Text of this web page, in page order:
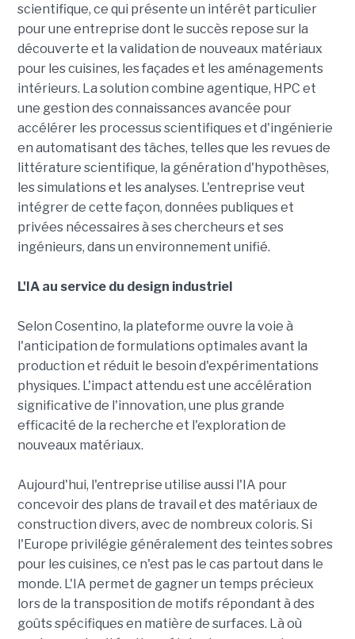
scientifique, ce qui présente un intérêt particulier
pour une entreprise dont le succès repose sur la
découverte et la validation de nouveaux matériaux
pour les cuisines, les façades et les aménagements
intérieurs. La solution combine agentique, HPC et
une gestion des connaissances avancée pour
accélérer les processus scientifiques et d'ingénierie
en automatisant des tâches, telles que les revues de
littérature scientifique, la génération d'hypothèses,
les simulations et les analyses. L'entreprise veut
intégrer de cette façon, données publiques et
privées nécessaires à ses chercheurs et ses
ingénieurs, dans un environnement unifié.
L'IA au service du design industriel
Selon Cosentino, la plateforme ouvre la voie à
l'anticipation de formulations optimales avant la
production et réduit le besoin d'expérimentations
physiques. L'impact attendu est une accélération
significative de l'innovation, une plus grande
efficacité de la recherche et l'exploration de
nouveaux matériaux.
Aujourd'hui, l'entreprise utilise aussi l'IA pour
concevoir des plans de travail et des matériaux de
construction divers, avec de nombreux coloris. Si
l'Europe privilégie généralement des teintes sobres
pour les cuisines, ce n'est pas le cas partout dans le
monde. L'IA permet de gagner un temps précieux
lors de la transposition de motifs répondant à des
goûts spécifiques en matière de surfaces. Là où